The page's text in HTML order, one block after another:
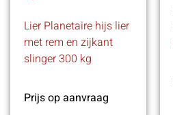
Lier Planetaire hijs lier
met rem en zijkant
slinger 300 kg
Prijs op aanvraag